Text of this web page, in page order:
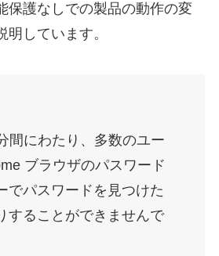
保護なしでの製品の動作の変
しています。
間にわたり、多数のユー
ブラウザのパスワード
でパスワードを見つけた
することができませんで